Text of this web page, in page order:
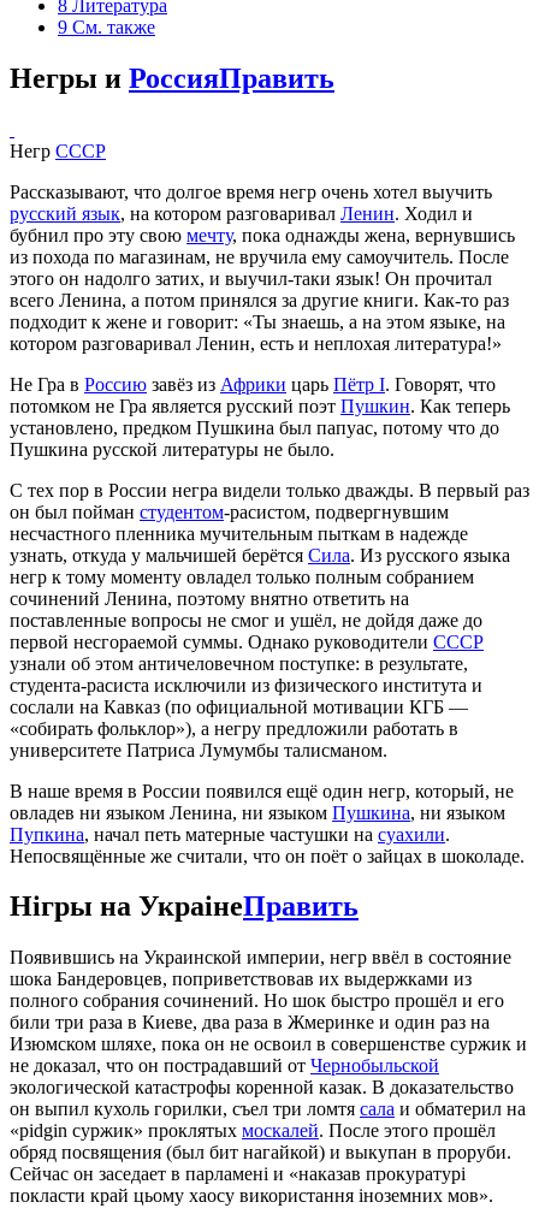
8 Литература
9 См. также
Негры и РоссияПравить
Негр СССP
Рассказывают, что долгое время негр очень хотел выучить
русский язык, на котором разговаривал Ленин. Ходил и
бубнил про эту свою мечту, пока однажды жена, вернувшись
из похода по магазинам, не вручила ему самоучитель. После
этого он надолго затих, и выучил-таки язык! Он прочитал
всего Ленина, а потом принялся за другие книги. Как-то раз
подходит к жене и говорит: «Ты знаешь, а на этом языке, на
котором разговаривал Ленин, есть и неплохая литература!»
Не Гра в Россию завёз из Африки царь Пётр I. Говорят, что
потомком не Гра является русский поэт Пушкин. Как теперь
установлено, предком Пушкина был папуас, потому что до
Пушкина русской литературы не было.
С тех пор в России негра видели только дважды. В первый раз
он был пойман студентом-расистом, подвергнувшим
несчастного пленника мучительным пыткам в надежде
узнать, откуда у мальчишей берётся Сила. Из русского языка
негр к тому моменту овладел только полным собранием
сочинений Ленина, поэтому внятно ответить на
поставленные вопросы не смог и ушёл, не дойдя даже до
первой несгораемой суммы. Однако руководители СССР
узнали об этом античеловечном поступке: в результате,
студента-расиста исключили из физического института и
сослали на Кавказ (по официальной мотивации КГБ —
«собирать фольклор»), а негру предложили работать в
университете Патриса Лумумбы талисманом.
В наше время в России появился ещё один негр, который, не
овладев ни языком Ленина, ни языком Пушкина, ни языком
Пупкина, начал петь матерные частушки на суахили.
Непосвящённые же считали, что он поёт о зайцах в шоколаде.
Нiгры на УкраiнеПравить
Появившись на Украинской империи, негр ввёл в состояние
шока Бандеровцев, поприветствовав их выдержками из
полного собрания сочинений. Но шок быстро прошёл и его
били три раза в Киеве, два раза в Жмеринке и один раз на
Изюмском шляхе, пока он не освоил в совершенстве суржик и
не доказал, что он пострадавший от Чернобыльской
экологической катастрофы коренной казак. В доказательство
он выпил кухоль горилки, съел три ломтя сала и обматерил на
«pidgin суржик» проклятых москалей. После этого прошёл
обряд посвящения (был бит нагайкой) и выкупан в проруби.
Сейчас он заседает в парламенi и «наказав прокуратурі
покласти край цьому хаосу використання іноземних мов».